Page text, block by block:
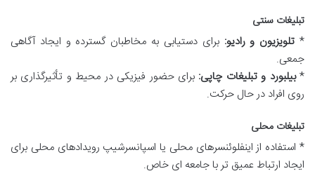
تبلیغات سنتی
* تلویزیون و رادیو: برای دستیابی به مخاطبان گسترده و ایجاد آگاهی
جمعی.
*بیلبورد و تبلیغات چاپی: برای حضور فیزیکی در محیط و تأثیرگذاری بر
روی افراد در حال حرکت.
تبلیغات محلی
* استفاده از اینفلوئنسرهای محلی یا اسپانسرشیپ رویدادهای محلی برای
ایجاد ارتباط عمیق تر با جامعه ای خاص.